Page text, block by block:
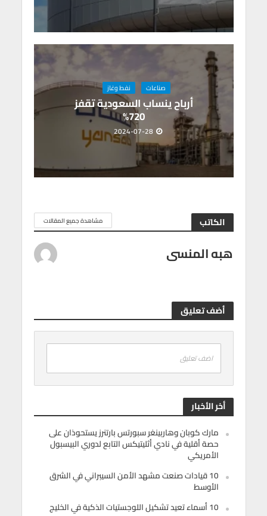
صناعات نفط وغاز
أرباح ينساب السعودية تقفز
720%
2024-07-28
الكاتب مشاهدة جميع المقالات
هبه المنسى
أضف تعليق
اضف تعليق
أخر الأخبار
مارك كوبان وهاربينغر سبورتس بارتنرز يستحوذان على
حصة أقلية في نادي أثليتيكس التابع لدوري البيسبول
الأمريكي
10 قيادات صنعت مشهد الأمن السيبراني في الشرق
الأوسط
10 أسماء تعيد تشكيل اللوجستيات الذكية في الخليج